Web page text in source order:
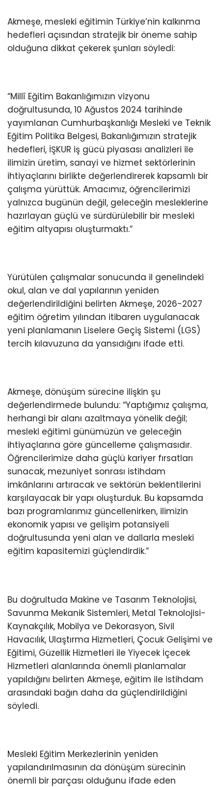
Akmeşe, mesleki eğitimin Türkiye’nin kalkınma
hedefleri açısından stratejik bir öneme sahip
olduğuna dikkat çekerek şunları söyledi:
“Millî Eğitim Bakanlığımızın vizyonu
doğrultusunda, 10 Ağustos 2024 tarihinde
yayımlanan Cumhurbaşkanlığı Mesleki ve Teknik
Eğitim Politika Belgesi, Bakanlığımızın stratejik
hedefleri, İŞKUR iş gücü piyasası analizleri ile
ilimizin üretim, sanayi ve hizmet sektörlerinin
ihtiyaçlarını birlikte değerlendirerek kapsamlı bir
çalışma yürüttük. Amacımız, öğrencilerimizi
yalnızca bugünün değil, geleceğin mesleklerine
hazırlayan güçlü ve sürdürülebilir bir mesleki
eğitim altyapısı oluşturmaktı.”
Yürütülen çalışmalar sonucunda il genelindeki
okul, alan ve dal yapılarının yeniden
değerlendirildiğini belirten Akmeşe, 2026-2027
eğitim öğretim yılından itibaren uygulanacak
yeni planlamanın Liselere Geçiş Sistemi (LGS)
tercih kılavuzuna da yansıdığını ifade etti.
Akmeşe, dönüşüm sürecine ilişkin şu
değerlendirmede bulundu: “Yaptığımız çalışma,
herhangi bir alanı azaltmaya yönelik değil;
mesleki eğitimi günümüzün ve geleceğin
ihtiyaçlarına göre güncelleme çalışmasıdır.
Öğrencilerimize daha güçlü kariyer fırsatları
sunacak, mezuniyet sonrası istihdam
imkânlarını artıracak ve sektörün beklentilerini
karşılayacak bir yapı oluşturduk. Bu kapsamda
bazı programlarımız güncellenirken, ilimizin
ekonomik yapısı ve gelişim potansiyeli
doğrultusunda yeni alan ve dallarla mesleki
eğitim kapasitemizi güçlendirdik.”
Bu doğrultuda Makine ve Tasarım Teknolojisi,
Savunma Mekanik Sistemleri, Metal Teknolojisi-
Kaynakçılık, Mobilya ve Dekorasyon, Sivil
Havacılık, Ulaştırma Hizmetleri, Çocuk Gelişimi ve
Eğitimi, Güzellik Hizmetleri ile Yiyecek İçecek
Hizmetleri alanlarında önemli planlamalar
yapıldığını belirten Akmeşe, eğitim ile istihdam
arasındaki bağın daha da güçlendirildiğini
söyledi.
Mesleki Eğitim Merkezlerinin yeniden
yapılandırılmasının da dönüşüm sürecinin
önemli bir parçası olduğunu ifade eden